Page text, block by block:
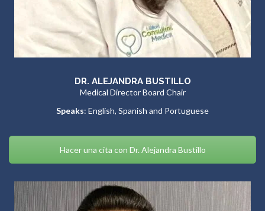
DR. ALEJANDRA BUSTILLO
Medical Director Board Chair
Speaks: English, Spanish and Portuguese
Hacer una cita con Dr. Alejandra Bustillo